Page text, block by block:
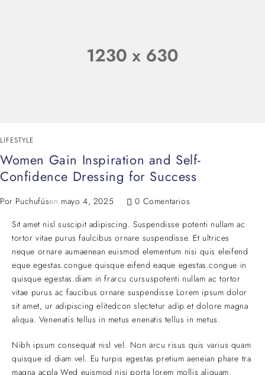
LIFESTYLE
Women Gain Inspiration and Self-
Confidence Dressing for Success
Por Puchufúsen mayo 4, 2025
0 Comentarios
Sit amet nisl suscipit adipiscing. Suspendisse potenti nullam ac
tortor vitae purus faulcibus ornare suspendisse. Et ultrices
neque ornare aumaenean euismod elementum nisi quis eleifend
eque egestas.congue quisque eifend eaque egestas.congue in
quisque egestas.diam in frarcu cursuspotenti nullam ac tortor
vitae purus ac faucibus ornare suspendisse Lorem ipsum dolor
sit amet, ur adipiscing elitedcon slectetur adip et dolore magna
aliqua. Venenatis tellus in metus enenatis tellus in metus.
Nibh ipsum consequat nisl vel. Non arcu risus quis varius quam
quisque id diam vel. Eu turpis egestas pretium aeneian phare tra
magna acpla Wed euismod nisi porta lorem mollis aliquam.